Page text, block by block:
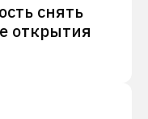
снять
открытия